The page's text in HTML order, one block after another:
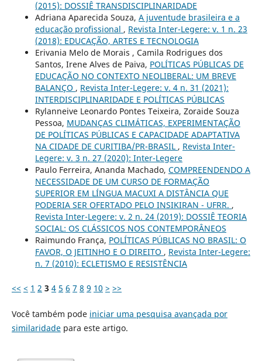
(2015): DOSSIÊ TRANSDISCIPLINARIDADE
Adriana Aparecida Souza, A juventude brasileira e a
educação profissional , Revista Inter-Legere: v. 1 n. 23
(2018): EDUCAÇÃO, ARTES E TECNOLOGIA
Erivania Melo de Morais , Camila Rodrigues dos
Santos, Irene Alves de Paiva, POLÍTICAS PÚBLICAS DE
EDUCAÇÃO NO CONTEXTO NEOLIBERAL: UM BREVE
BALANÇO , Revista Inter-Legere: v. 4 n. 31 (2021):
INTERDISCIPLINARIDADE E POLÍTICAS PÚBLICAS
Rylanneive Leonardo Pontes Teixeira, Zoraide Souza
Pessoa, MUDANÇAS CLIMÁTICAS, EXPERIMENTAÇÃO
DE POLÍTICAS PÚBLICAS E CAPACIDADE ADAPTATIVA
NA CIDADE DE CURITIBA/PR-BRASIL , Revista Inter-
Legere: v. 3 n. 27 (2020): Inter-Legere
Paulo Ferreira, Ananda Machado, COMPREENDENDO A
NECESSIDADE DE UM CURSO DE FORMAÇÃO
SUPERIOR EM LÍNGUA MACUXI A DISTÂNCIA QUE
PODERIA SER OFERTADO PELO INSIKIRAN - UFRR. ,
Revista Inter-Legere: v. 2 n. 24 (2019): DOSSIÊ TEORIA
SOCIAL: OS CLÁSSICOS NOS CONTEMPORÂNEOS
Raimundo França, POLÍTICAS PÚBLICAS NO BRASIL: O
FAVOR, O JEITINHO E O DIREITO , Revista Inter-Legere:
n. 7 (2010): ECLETISMO E RESISTÊNCIA
<< < 1 2 3 4 5 6 7 8 9 10 > >>
Você também pode iniciar uma pesquisa avançada por
similaridadepara este artigo.